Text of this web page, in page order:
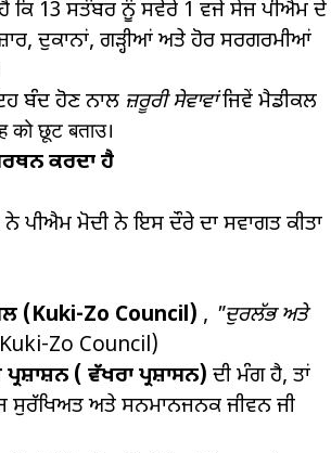
ਕਿ 13 ਸਤੰਬਰ ਨੂੰ ਸਵੇਰੇ 1 ਵਜੇ ਸੇਂਜ ਪੀਐਮ ਦੇ
ਦੁਕਾਨਾਂ, ਗੜ੍ਹੀਆਂ ਅਤੇ ਹੋਰ ਸਰਗਰਮੀਆਂ
ਬੰਦ ਹੋਣ ਨਾਲ ਜ਼ਰੂਰੀ ਸੇਵਾਵਾਂਜਿਵੇਂ ਮੈਡੀਕਲ
को छूट बताउ।
ਕਰਦਾ ਹੈ
ਪੀਐਮ ਮੋਦੀ ਨੇ ਇਸ ਦੌਰੇ ਦਾ ਸਵਾਗਤ ਕੀਤਾ
(Kuki-Zo Council) , "ਦੁਰਲੱਭ ਅਤੇ
Zo Council)
( ਵੱਖਰਾ ਪ੍ਰਸ਼ਾਸਨ) ਦੀ ਮੰਗ ਹੈ, ਤਾਂ
ਸੁਰੱਖਿਅਤ ਅਤੇ ਸਨਮਾਨਜਨਕ ਜੀਵਨ ਜੀ